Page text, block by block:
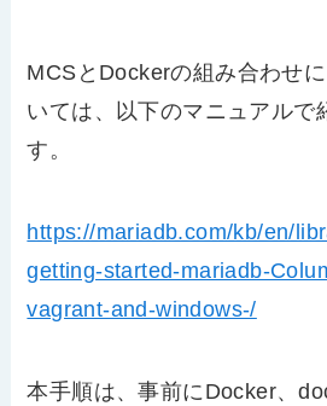
MCSとDockerの組み合わせ
いては、以下のマニュアルで
す。
https://mariadb.com/kb/en/
getting-started-mariadb-
vagrant-and-windows-/
本手順は、事前にDocker、